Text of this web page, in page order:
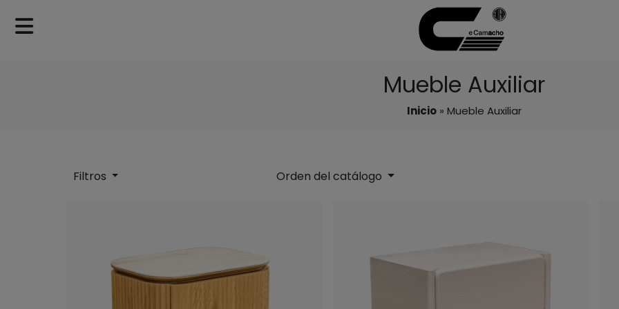
Mueble Auxiliar
Inicio » Mueble Auxiliar
Filtros Orden del catálogo